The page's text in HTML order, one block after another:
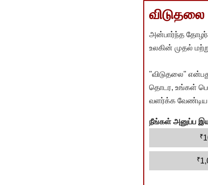
விடுதலை
அன்பார்ந்த
உலகின் முதல்
"விடுதலை"
தொடர, உங்கள்
வளர்க்க வேண்டிய
நீங்கள் அனுப்ப
₹
₹